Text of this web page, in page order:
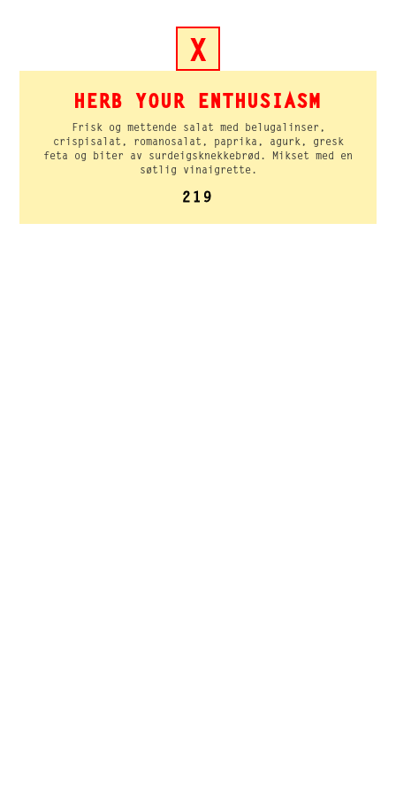
X
HERB YOUR ENTHUSIASM
Frisk og mettende salat med belugalinser,
crispisalat, romanosalat, paprika, agurk, gresk
feta og biter av surdeigsknekkebrød. Mikset med en
søtlig vinaigrette.
219